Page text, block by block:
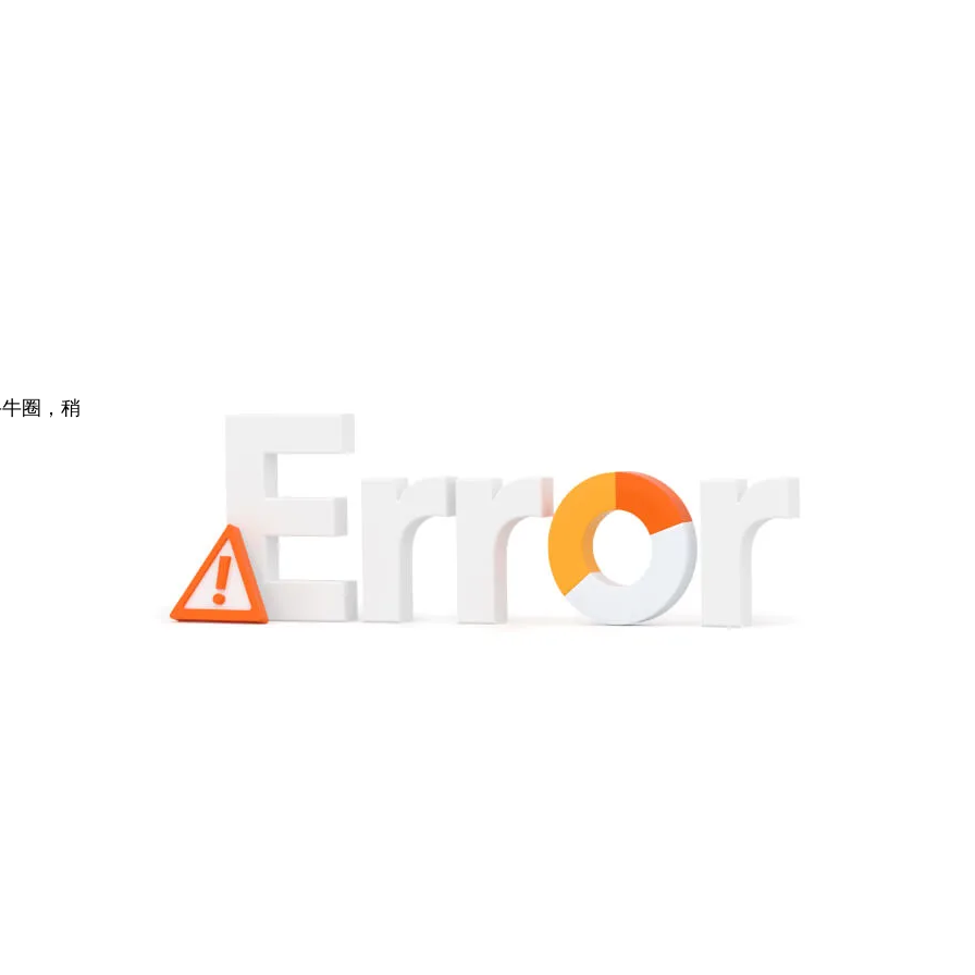
圈，稍